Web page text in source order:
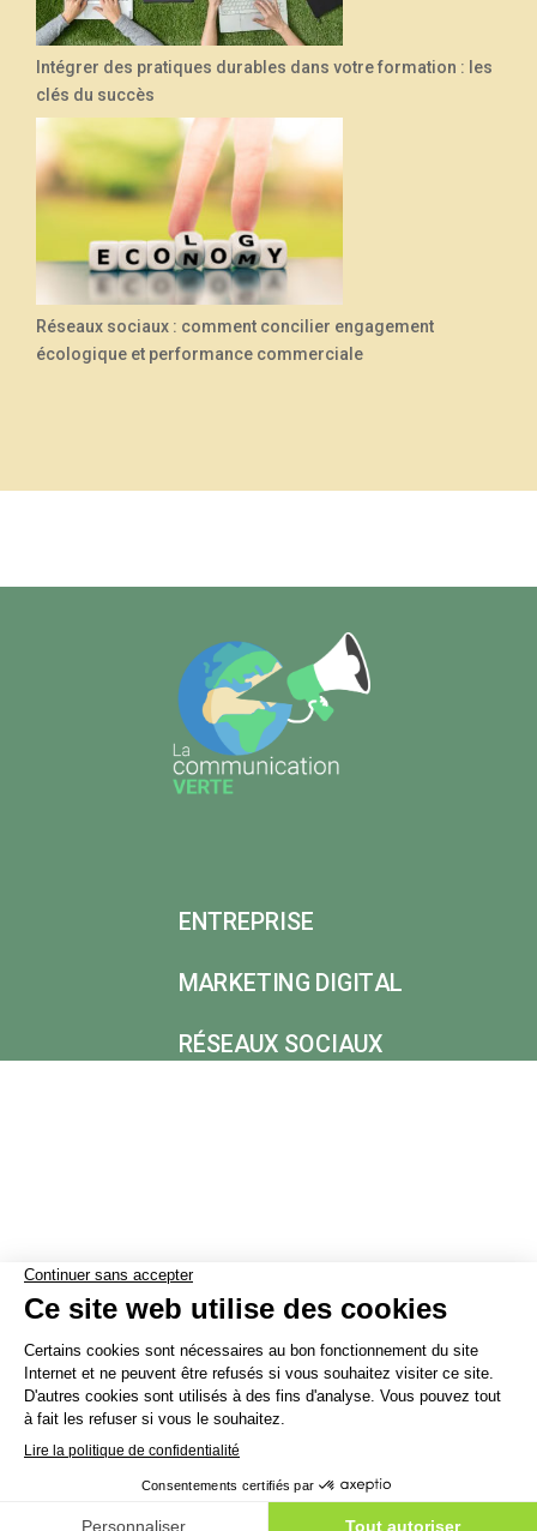
Intégrer des pratiques durables dans votre formation : les
clés du succès
Réseaux sociaux : comment concilier engagement
écologique et performance commerciale
ENTREPRISE
MARKETING DIGITAL
RÉSEAUX SOCIAUX
The Internet Corporation
info@the-internet-corporation.com
Mentions légales